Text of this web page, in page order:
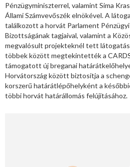
Pénzügyminiszterrel, valamint Sima
Állami Számvevőszék elnökével. A
találkozott a horvát Parlament
Bizottságának tagjaival, valamint a
megvalósult projekteknél tett
többek között megtekintették a
támogatott új breganai
Horvátország között biztosítja a
korszerű határátlépőhelyként a
többi horvát határállomás felújításához.